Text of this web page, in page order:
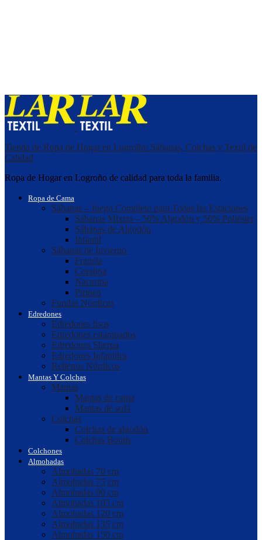
Tienda de Ropa de Hogar en Logroño: Sábanas, Colchas y Textil de
Calidad
Ropa de Hogar en Logroño de calidad para toda la familia.
Ropa de Cama
Sábanas – Juego Completo para Todas las Estaciones
Sábanas Mixtas – 50% Algodón y 50% Poliéster
Sábanas de Algodón
Infantil
Sábanas de Invierno
Franela
Coralina
Nacarina
Pirineo
Fundas Nórdicas
Edredones
Edredones lisos
Edredones estampados
Edredones Sherpa
Edredones Infantiles
Rellenos Nórdicos
Mantas Y Colchas
Mantas
Mantas de cama
Mantas de sofá
Colchas
Colchas de algodón
Colchas Boutis
Colchones
Almohadas
Almohadas 70 cm
Almohadas 75 cm
Almohadas 90 cm
Almohadas 105 cm
Almohadas 120 cm
Almohadas 135 cm
Almohadas 150 cm